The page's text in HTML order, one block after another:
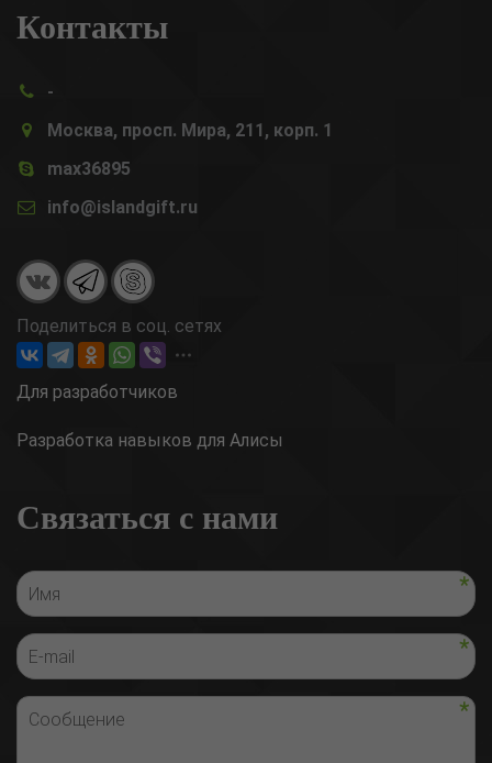
Контакты
-
Москва, просп. Мира, 211, корп. 1
max36895
info@islandgift.ru
Поделиться в соц. сетях
Для разработчиков
Разработка навыков для Алисы
Связаться с нами